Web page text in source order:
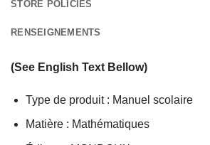
STORE POLICIES
RENSEIGNEMENTS
(See English Text Bellow)
Type de produit : Manuel scolaire
Matière : Mathématiques